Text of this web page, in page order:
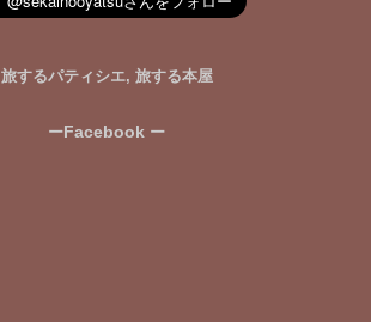
旅するパティシエ, 旅する本屋
ーFacebook ー